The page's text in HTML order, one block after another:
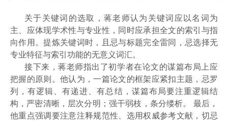
关于关键词的选取，蒋老师认为关键词应以名词为
主、应体现学术性与专业性，同时应承担全文的索引与指
向作用。提炼关键词时，且忌与标题完全雷同，忌选择无
专业特征与索引功能的无意义词汇。
接下来，蒋老师指出了初学者在论文的谋篇布局上应
把握的原则。他认为，一篇论文的框架应紧扣主题，忌罗
列，有逻辑、有递进、有总结，谋篇布局要注重逻辑结
构，严密清晰，层次分明；强干弱枝，条分缕析。 最后，
他重点强调要注意注释规范性、选用权威参考文献，切忌